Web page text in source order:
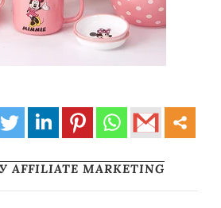
MARKETING